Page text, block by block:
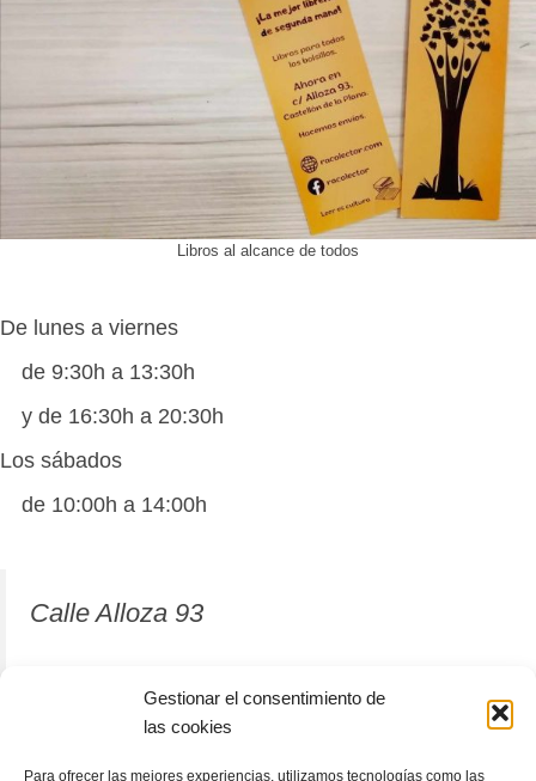
Gestionar el consentimiento de
las cookies
Para ofrecer las mejores experiencias, utilizamos tecnologías como las
Libros al alcance de todos
De lunes a viernes
de 9:30h a 13:30h
y de 16:30h a 20:30h
Los sábados
de 10:00h a 14:00h
Calle Alloza 93
12001 Castellón de la Plana
964 81 37 63